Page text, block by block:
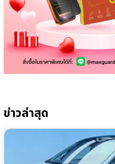
ข่าวล่าสุด